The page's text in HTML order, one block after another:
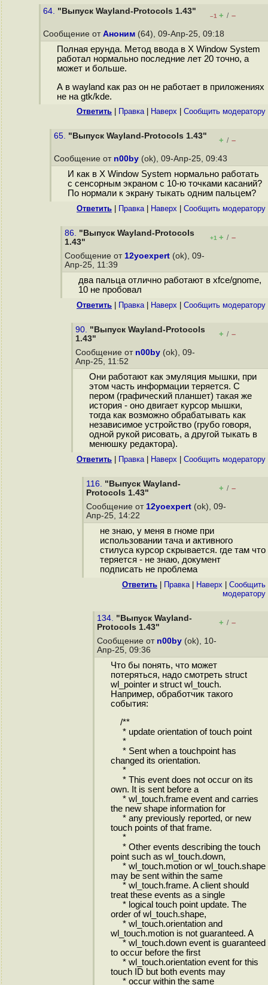
64. "Выпуск Wayland-Protocols 1.43"
–1 + / –
Сообщение от Аноним (64), 09-Апр-25, 09:18
Полная ерунда. Метод ввода в X Window System
работал нормально последние лет 20 точно, а
может и больше.
А в wayland как раз он не работает в приложениях
не на gtk/kde.
Ответить Правка| Наверх Cообщить модератору
65. "Выпуск Wayland-Protocols 1.43" + / –
Сообщение от n00by (ok), 09-Апр-25, 09:43
И как в X Window System нормально работать
с сенсорным экраном с 10-ю точками касаний?
По нормали к экрану тыкать одним пальцем?
Ответить Правка| Наверх Cообщить модератору
86. "Выпуск Wayland-Protocols
1.43"
+1 + / –
Сообщение от 12yoexpert (ok), 09-
Апр-25, 11:39
два пальца отлично работают в xfce/gnome,
10 не пробовал
Ответить Правка| Наверх Cообщить модератору
90. "Выпуск Wayland-Protocols
1.43"
+ / –
Сообщение от n00by (ok), 09-
Апр-25, 11:52
Они работают как эмуляция мышки, при
этом часть информации теряется. С
пером (графический планшет) такая же
история - оно двигает курсор мышки,
тогда как возможно обрабатывать как
независимое устройство (грубо говоря,
одной рукой рисовать, а другой тыкать в
менюшку редактора).
Ответить Правка| Наверх Cообщить модератору
116. "Выпуск Wayland-
Protocols 1.43"
+ / –
Сообщение от 12yoexpert (ok), 09-
Апр-25, 14:22
не знаю, у меня в гноме при
использовании тача и активного
стилуса курсор скрывается. где там что
теряется - не знаю, документ
подписать не проблема
Ответить Правка| Наверх
Cообщить
модератору
134. "Выпуск Wayland-
Protocols 1.43"
+ / –
Сообщение от n00by (ok), 10-
Апр-25, 09:36
Что бы понять, что может
потеряться, надо смотреть struct
wl_pointer и struct wl_touch.
Например, обработчик такого
события:
/**
* update orientation of touch point
*
* Sent when a touchpoint has
changed its orientation.
*
* This event does not occur on its
own. It is sent before a
* wl_touch.frame event and carries
the new shape information for
* any previously reported, or new
touch points of that frame.
*
* Other events describing the touch
point such as wl_touch.down,
* wl_touch.motion or wl_touch.shape
may be sent within the same
* wl_touch.frame. A client should
treat these events as a single
* logical touch point update. The
order of wl_touch.shape,
* wl_touch.orientation and
wl_touch.motion is not guaranteed. A
* wl_touch.down event is guaranteed
to occur before the first
* wl_touch.orientation event for this
touch ID but both events may
* occur within the same